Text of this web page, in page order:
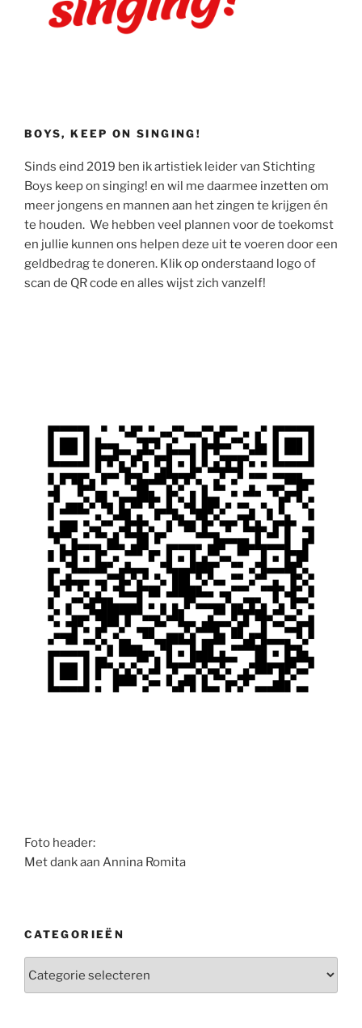
BOYS, KEEP ON SINGING!
Sinds eind 2019 ben ik artistiek leider van Stichting
Boys keep on singing! en wil me daarmee inzetten om
meer jongens en mannen aan het zingen te krijgen én
te houden. We hebben veel plannen voor de toekomst
en jullie kunnen ons helpen deze uit te voeren door een
geldbedrag te doneren. Klik op onderstaand logo of
scan de QR code en alles wijst zich vanzelf!
Foto header:
Met dank aan Annina Romita
CATEGORIEËN